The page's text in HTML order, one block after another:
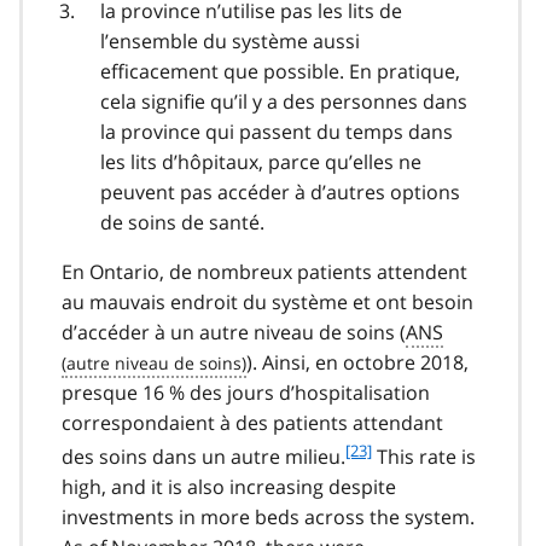
la province n’utilise pas les lits de
l’ensemble du système aussi
efficacement que possible. En pratique,
cela signifie qu’il y a des personnes dans
la province qui passent du temps dans
les lits d’hôpitaux, parce qu’elles ne
peuvent pas accéder à d’autres options
de soins de santé.
En Ontario, de nombreux patients attendent
au mauvais endroit du système et ont besoin
d’accéder à un autre niveau de soins (ANS
). Ainsi, en octobre 2018,
presque 16 % des jours d’hospitalisation
correspondaient à des patients attendant
des soins dans un autre milieu.f
o
t
[23] This rate is
high, and it is also increasing despite
investments in more beds across the system.